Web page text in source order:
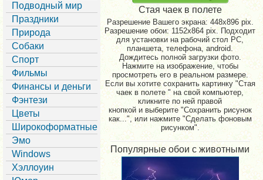
Подводный мир
Праздники
Природа
Собаки
Спорт
Фильмы
Финансы и деньги
Фэнтези
Цветы
Широкоформатные
Эмо
Windows
Хэллоуин
Стая чаек в полете
Разрешение Вашего экрана: 448x896 pix.
Разрешение обои: 1152x864 pix. Подходит
для установки на рабочий стол PC,
планшета, телефона, android.
Дождитесь полной загрузки фото.
Нажмите на изображение, чтобы
просмотреть его в реальном размере.
Если вы хотите сохранить картинку "Стая
чаек в полете " на свой компьютер,
кликните по ней правой
кнопкой и выберите "Сохранить рисунок
как...", или нажмите "Сделать фоновым
рисунком".
Популярные обои с животными